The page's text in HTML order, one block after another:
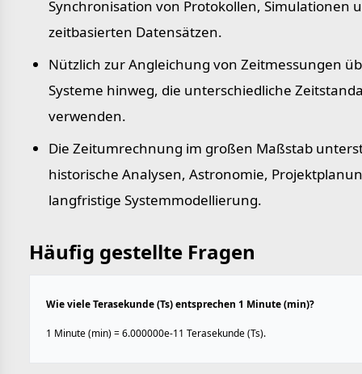
Synchronisation von Protokollen, Simulationen
zeitbasierten Datensätzen.
Nützlich zur Angleichung von Zeitmessungen
Systeme hinweg, die unterschiedliche
verwenden.
Die Zeitumrechnung im großen Maßstab
historische Analysen, Astronomie,
langfristige Systemmodellierung.
Häufig gestellte Fragen
Wie viele Terasekunde (Ts) entsprechen 1 Minute (min)?
1 Minute (min) = 6.000000e-11 Terasekunde (Ts).